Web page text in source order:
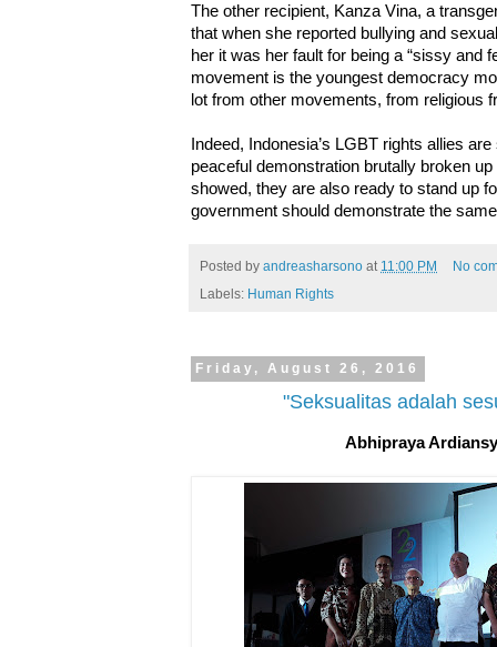
The other recipient, Kanza Vina, a
that when she reported bullying and
her it was her fault for being a “sissy and
movement is the youngest democracy
lot from other movements, from religious
Indeed, Indonesia’s LGBT rights allies
peaceful demonstration brutally broken
showed, they are also ready to stand up
government should demonstrate the
Posted by andreasharsono at 11:00 PM
No
Labels: Human Rights
Friday, August 26, 2016
"Seksualitas adalah
Abhipraya